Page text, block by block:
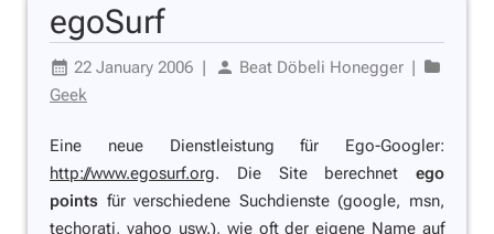
egoSurf
22 January 2006 | Beat Döbeli Honegger |
Geek
Eine neue Dienstleistung für Ego-Googler:
http://www.egosurf.org. Die Site berechnet ego
points für verschiedene Suchdienste (google, msn,
techorati, yahoo usw.), wie oft der eigene Name auf